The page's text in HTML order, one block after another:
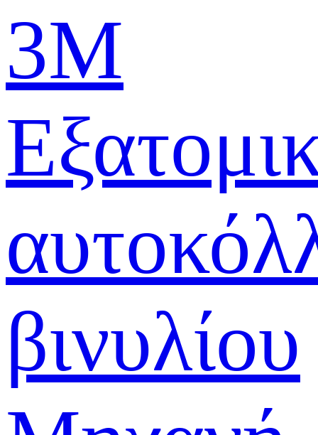
3M
βινυλίου